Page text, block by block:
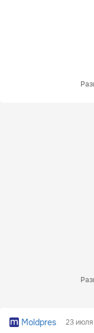
Moldpres 23 июля